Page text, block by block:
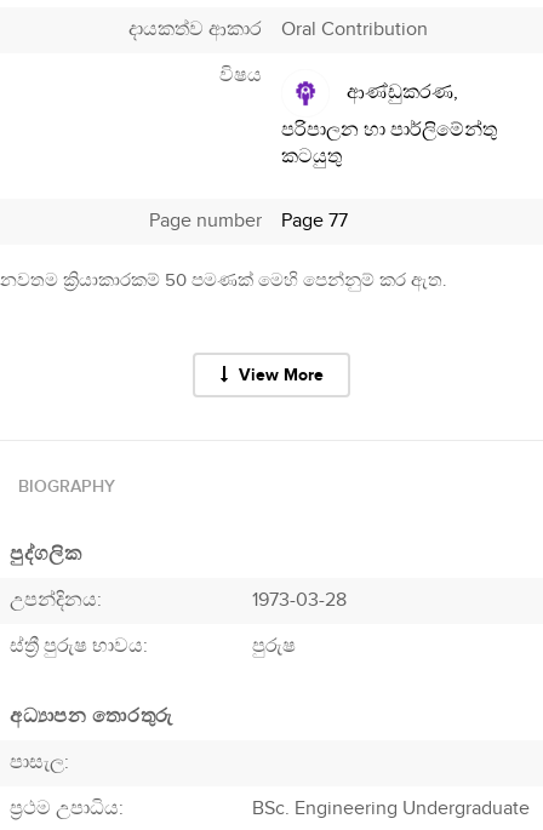
දායකත්ව ආකාර
Oral Contribution
විෂය
ආණ්ඩුකරණ,
පරිපාලන හා පාර්ලිමේන්තු
කටයුතු
Page number Page 77
නවතම ක්‍රියාකාරකම් 50 පමණක් මෙහි පෙන්නුම් කර ඇත.
View More
BIOGRAPHY
පුද්ගලික
උපන්දිනය:
1973-03-28
ස්ත්‍රී පුරුෂ භාවය:
පුරුෂ
අධ්‍යාපන තොරතුරු
පාසැල:
ප්‍රථම උපාධිය:
BSc. Engineering Undergraduate